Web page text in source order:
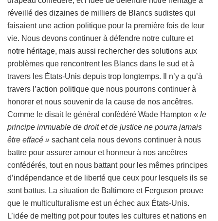
réveillé des dizaines de milliers de Blancs sudistes qui
faisaient une action politique pour la première fois de leur
vie. Nous devons continuer à défendre notre culture et
notre héritage, mais aussi rechercher des solutions aux
problèmes que rencontrent les Blancs dans le sud et à
travers les États-Unis depuis trop longtemps. Il n’y a qu’à
travers l’action politique que nous pourrons continuer à
honorer et nous souvenir de la cause de nos ancêtres.
Comme le disait le général confédéré Wade Hampton « le
principe immuable de droit et de justice ne pourra jamais
être effacé » sachant cela nous devons continuer à nous
battre pour assurer amour et honneur à nos ancêtres
confédérés, tout en nous battant pour les mêmes principes
d’indépendance et de liberté que ceux pour lesquels ils se
sont battus. La situation de Baltimore et Ferguson prouve
que le multiculturalisme est un échec aux États-Unis.
L’idée de melting pot pour toutes les cultures et nations en